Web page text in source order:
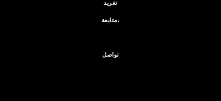
تغريد
متابعة،
تواصل